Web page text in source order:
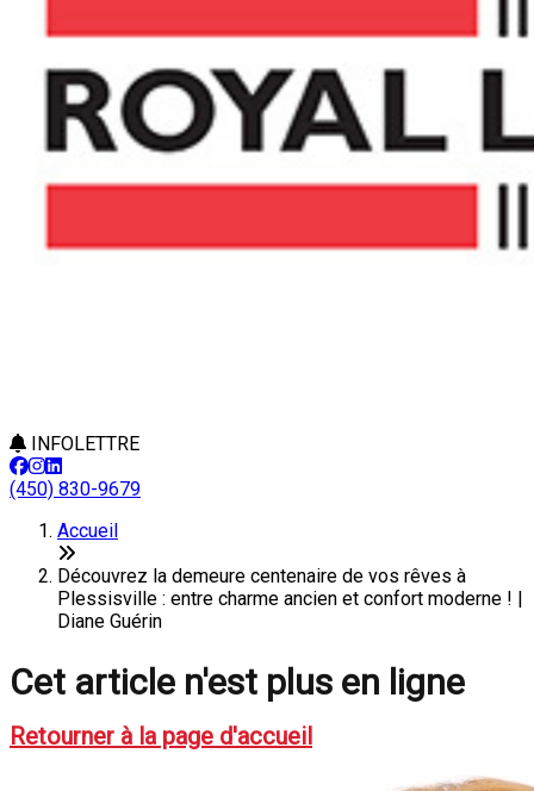
INFOLETTRE
(450) 830-9679
Accueil
Découvrez la demeure centenaire de vos rêves à
Plessisville : entre charme ancien et confort moderne ! |
Diane Guérin
Cet article n'est plus en ligne
Retourner à la page d'accueil